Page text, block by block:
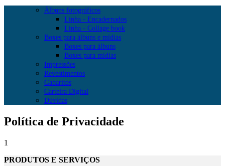
Álbuns fotográficos
Linha - Encadernados
Linha - Collage book
Boxes para álbuns e mídias
Boxes para álbuns
Boxes para mídias
Impressões
Revestimentos
Gabaritos
Carteira Digital
Dúvidas
Política de Privacidade
1
PRODUTOS E SERVIÇOS